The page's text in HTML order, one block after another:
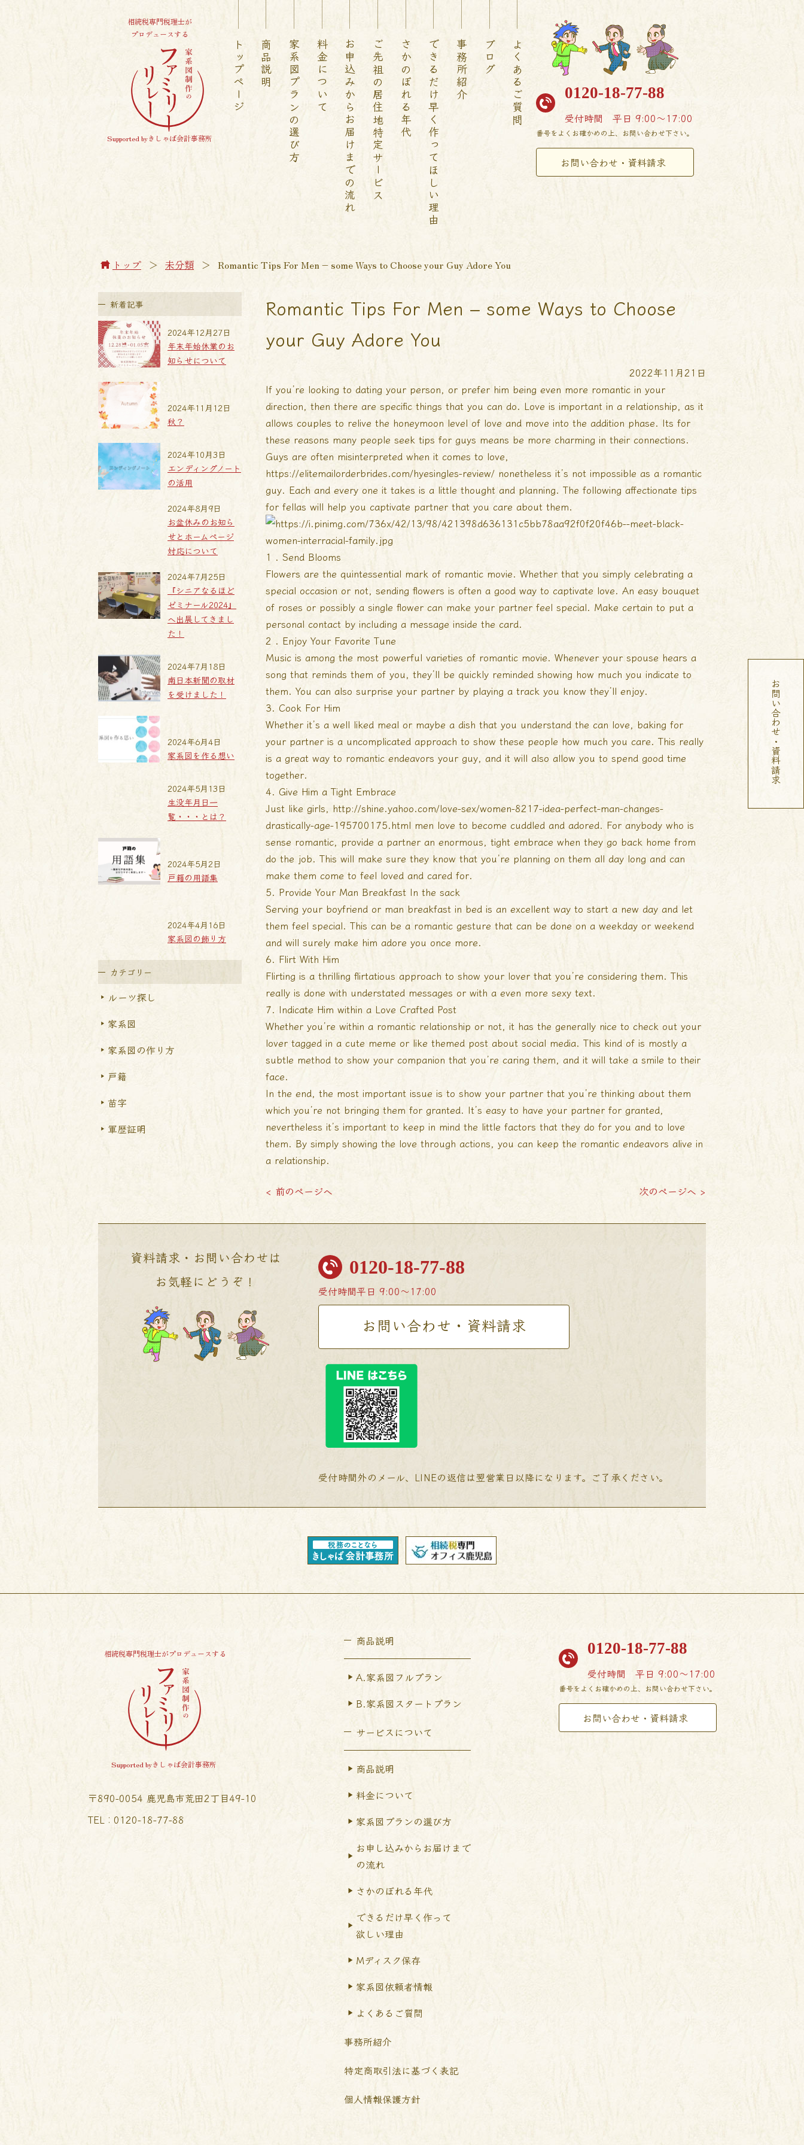
相続税専門税理士が
プロデュースする
Supported byきしゃば会計事務所
トップページ 商品説明 家系図プランの選び方 料金について お申込みからお届けまでの流れご先祖の居住地特定サービスさかのぼれる年代できるだけ早く作ってほしい理由 事務所紹介 ブログ よくあるご質問 0120-18-77-88
受付時間 平日 9:00〜17:00
番号をよくお確かめの上、お問い合わせ下さい。
お問い合わせ・資料請求
トップ ＞ 未分類 ＞ Romantic Tips For Men – some Ways to Choose your Guy Adore You
新着記事
年末年始休業のお
知らせについて
2024年12月27日
秋？
2024年11月12日
エンディングノート
の活用
2024年10月3日
お盆休みのお知ら
せとホームページ
対応について
2024年8月9日
『シニアなるほど
ゼミナール2024』
へ出展してきまし
た！
2024年7月25日
南日本新聞の取材
を受けました！
2024年7月18日
家系図を作る想い
2024年6月4日
生没年月日一
覧・・・とは？
2024年5月13日
戸籍の用語集
2024年5月2日
家系図の飾り方
2024年4月16日
カテゴリー
ルーツ探し
家系図
家系図の作り方
戸籍
苗字
軍歴証明
Romantic Tips For Men – some Ways to Choose
your Guy Adore You
2022年11月21日
If you’re looking to dating your person, or prefer him being even more romantic in your
direction, then there are specific things that you can do. Love is important in a relationship, as it
allows couples to relive the honeymoon level of love and move into the addition phase. Its for
these reasons many people seek tips for guys means be more charming in their connections.
Guys are often misinterpreted when it comes to love,
https://elitemailorderbrides.com/hyesingles-review/ nonetheless it’s not impossible as a romantic
guy. Each and every one it takes is a little thought and planning. The following affectionate tips
for fellas will help you captivate partner that you care about them.
1 . Send Blooms
Flowers are the quintessential mark of romantic movie. Whether that you simply celebrating a
special occasion or not, sending flowers is often a good way to captivate love. An easy bouquet
of roses or possibly a single flower can make your partner feel special. Make certain to put a
personal contact by including a message inside the card.
2 . Enjoy Your Favorite Tune
Music is among the most powerful varieties of romantic movie. Whenever your spouse hears a
song that reminds them of you, they’ll be quickly reminded showing how much you indicate to
them. You can also surprise your partner by playing a track you know they’ll enjoy.
3. Cook For Him
Whether it’s a well liked meal or maybe a dish that you understand the can love, baking for
your partner is a uncomplicated approach to show these people how much you care. This really
is a great way to romantic endeavors your guy, and it will also allow you to spend good time
together.
4. Give Him a Tight Embrace
Just like girls, http://shine.yahoo.com/love-sex/women-8217-idea-perfect-man-changes-
drastically-age-195700175.html men love to become cuddled and adored. For anybody who is
sense romantic, provide a partner an enormous, tight embrace when they go back home from
do the job. This will make sure they know that you’re planning on them all day long and can
make them come to feel loved and cared for.
5. Provide Your Man Breakfast In the sack
Serving your boyfriend or man breakfast in bed is an excellent way to start a new day and let
them feel special. This can be a romantic gesture that can be done on a weekday or weekend
and will surely make him adore you once more.
6. Flirt With Him
Flirting is a thrilling flirtatious approach to show your lover that you’re considering them. This
really is done with understated messages or with a even more sexy text.
7. Indicate Him within a Love Crafted Post
Whether you’re within a romantic relationship or not, it has the generally nice to check out your
lover tagged in a cute meme or like themed post about social media. This kind of is mostly a
subtle method to show your companion that you’re caring them, and it will take a smile to their
face.
In the end, the most important issue is to show your partner that you’re thinking about them
which you’re not bringing them for granted. It’s easy to have your partner for granted,
nevertheless it’s important to keep in mind the little factors that they do for you and to love
them. By simply showing the love through actions, you can keep the romantic endeavors alive in
a relationship.
< 前のページへ 次のページへ >
資料請求・お問い合わせは
お気軽にどうぞ！
0120-18-77-88
受付時間平日 9:00〜17:00
お問い合わせ・資料請求
受付時間外のメール、LINEの返信は翌営業日以降になります。ご了承ください。
お問い合わせ・資料請求
相続税専門税理士がプロデュースする
Supported byきしゃば会計事務所
〒890-0054 鹿児島市荒田2丁目49-10
TEL︰0120-18-77-88
商品説明
A.家系図フルプラン
B.家系図スタートプラン
サービスについて
商品説明
料金について
家系図プランの選び方
お申し込みからお届けまで
の流れ
さかのぼれる年代
できるだけ早く作って
欲しい理由
Mディスク保存
家系図依頼者情報
よくあるご質問
事務所紹介
特定商取引法に基づく表記
個人情報保護方針
0120-18-77-88
受付時間 平日 9:00〜17:00
番号をよくお確かめの上、お問い合わせ下さい。
お問い合わせ・資料請求